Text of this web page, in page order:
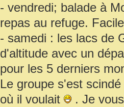
- vendredi; balade à
repas au refuge.
- samedi : les lacs de
d'altitude avec un
pour les 5 derniers
Le groupe s'est
où il voulait
. Je vous